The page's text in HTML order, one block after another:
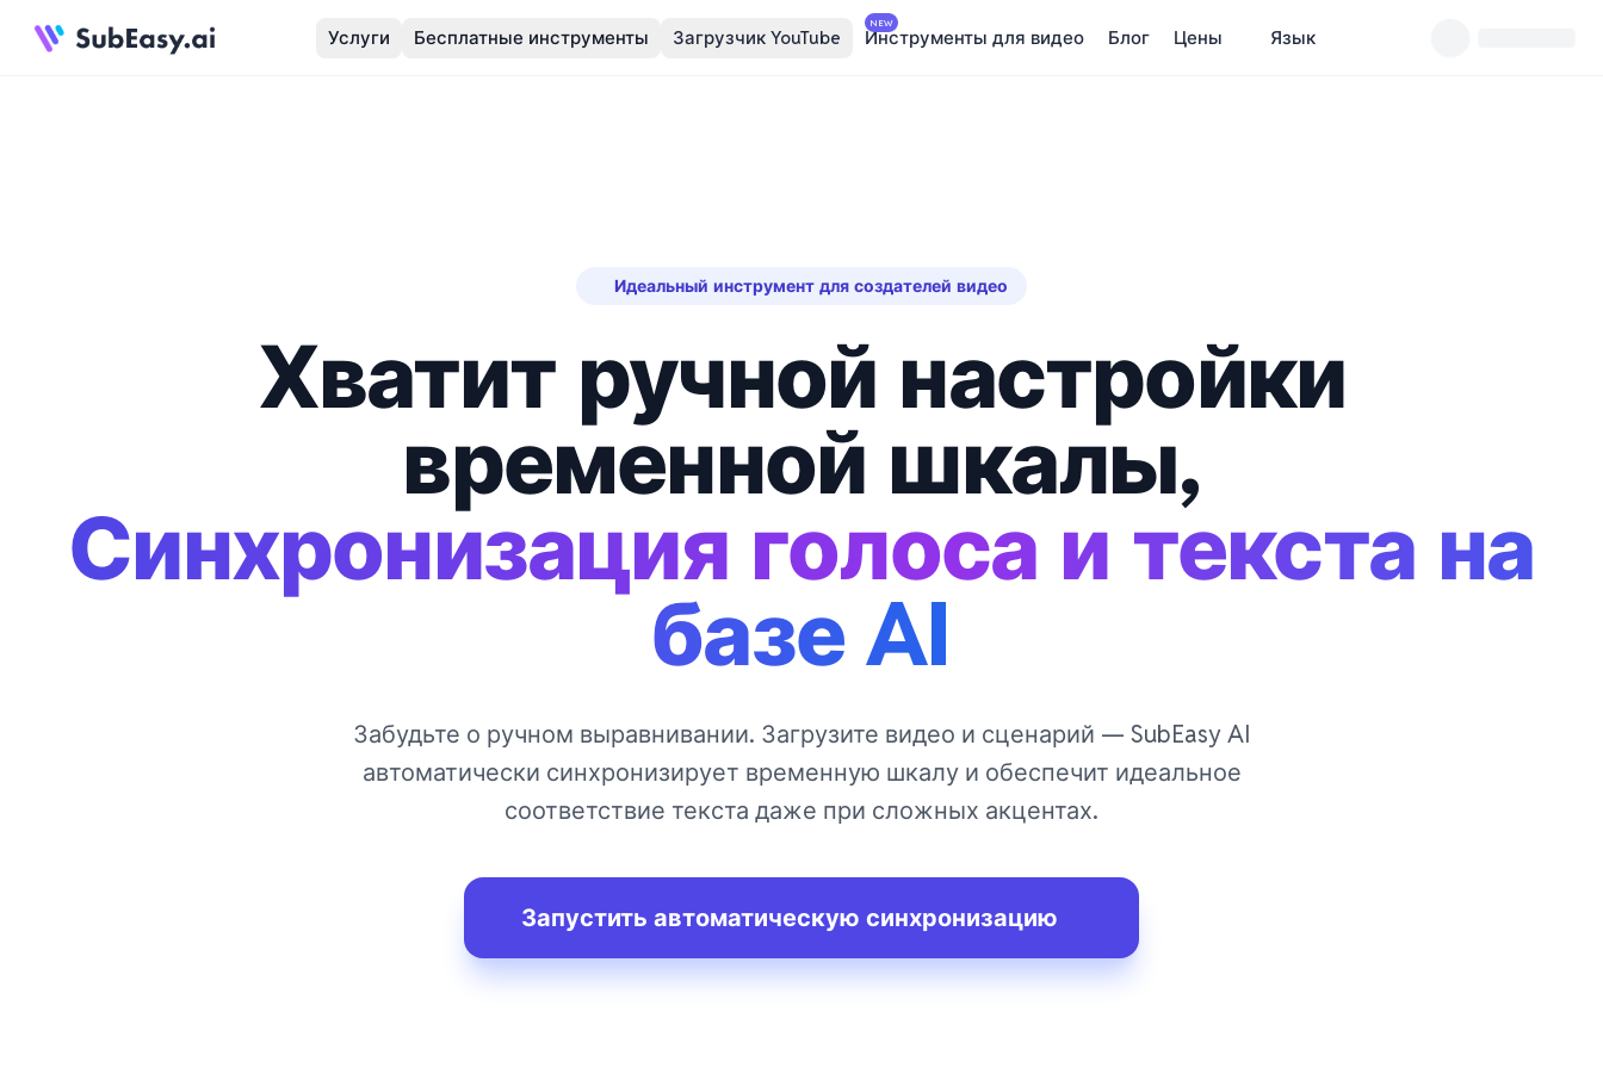
Услуги Бесплатные инструменты Загрузчик YouTube
NEW
Инструменты для видео Блог Цены Язык
Идеальный инструмент для создателей видео
Хватит ручной настройки
временной шкалы,
Синхронизация голоса и текста на
базе AI
Забудьте о ручном выравнивании. Загрузите видео и сценарий — SubEasy AI
автоматически синхронизирует временную шкалу и обеспечит идеальное
соответствие текста даже при сложных акцентах.
Запустить автоматическую синхронизацию